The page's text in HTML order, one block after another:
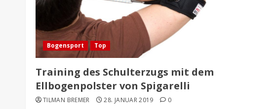
Bogensport Top
Training des Schulterzugs mit dem
Ellbogenpolster von Spigarelli
TILMAN BREMER 28. JANUAR 2019 0